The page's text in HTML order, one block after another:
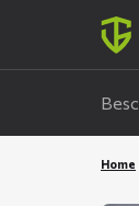
Home